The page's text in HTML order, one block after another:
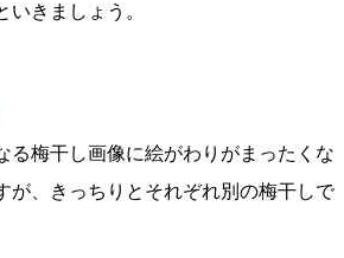
いきましょう。
る梅干し画像に絵がわりがまったくな
が、きっちりとそれぞれ別の梅干しで